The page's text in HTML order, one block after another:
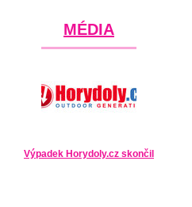
MÉDIA
Výpadek Horydoly.cz skončil